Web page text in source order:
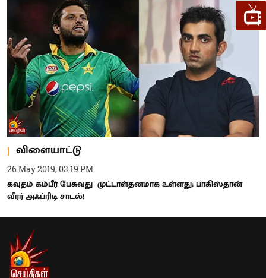
விளையாட்டு
26 May 2019, 03:19 PM
கவுதம் கம்பீர் பேசுவது முட்டாள்தனமாக உள்ளது: பாகிஸ்தான்
வீரர் அஃப்ரிடி சாடல்!